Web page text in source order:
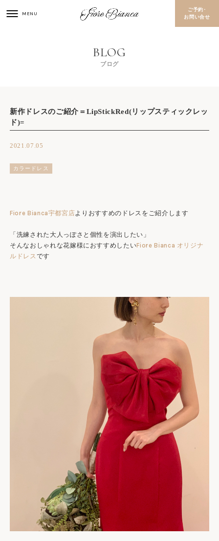
ご予約･
お問い合せ
ブログ
新作ドレスのご紹介＝LipStickRed(リップスティックレッ
ド)=
2021.07.05
カラードレス
Fiore Bianca宇都宮店よりおすすめのドレスをご紹介します
「洗練された大人っぽさと個性を演出したい」
そんなおしゃれな花嫁様におすすめしたいFiore Bianca オリジナ
ルドレス です